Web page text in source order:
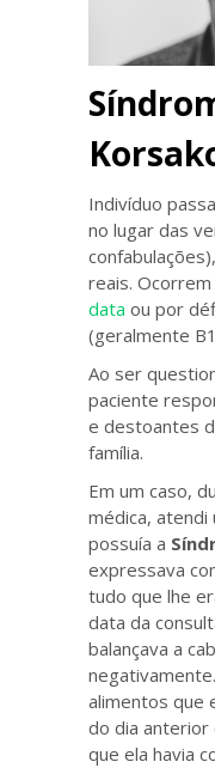
Indivíduo
no lugar das
reais. Ocorrem
data ou por
(geralmente
Ao ser
paciente
e destoantes
família.
Em um caso,
médica, atendi
possuía a
expressava
tudo que lhe
data da
balançava a
alimentos que
do dia anterior
que ela havia